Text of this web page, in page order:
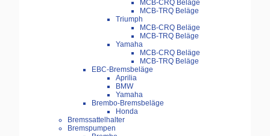
MCB-CRQ Beläge
MCB-TRQ Beläge
Triumph
MCB-CRQ Beläge
MCB-TRQ Beläge
Yamaha
MCB-CRQ Beläge
MCB-TRQ Beläge
EBC-Bremsbeläge
Aprilia
BMW
Yamaha
Brembo-Bremsbeläge
Honda
Bremssattelhalter
Bremspumpen